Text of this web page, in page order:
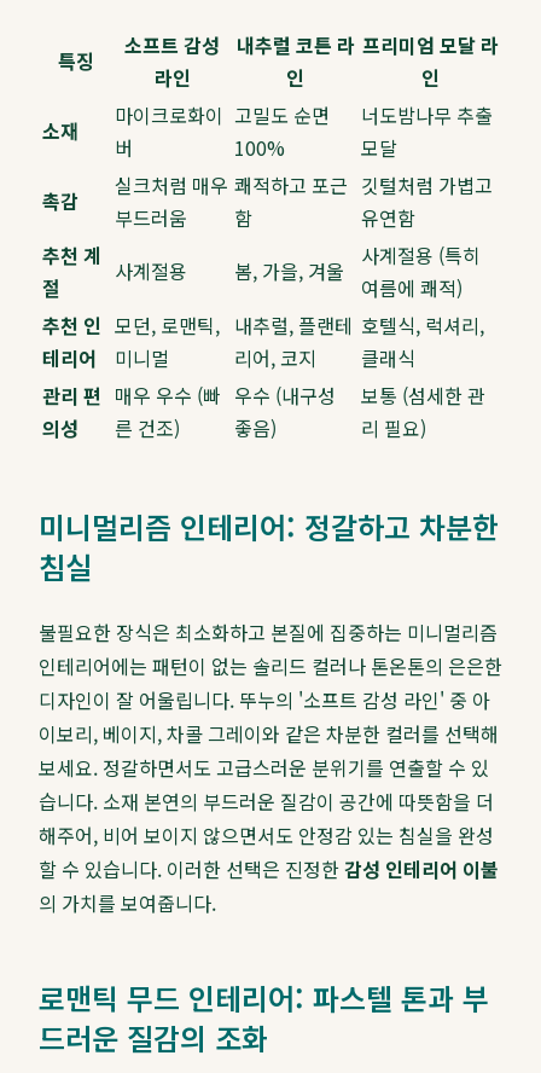
특징
소프트 감성
라인
내추럴 코튼 라
인
프리미엄 모달 라
인
소재
마이크로화이
버
고밀도 순면
100%
너도밤나무 추출
모달
촉감
실크처럼 매우
부드러움
쾌적하고 포근
함
깃털처럼 가볍고
유연함
추천 계
절
사계절용 봄, 가을, 겨울
사계절용 (특히
여름에 쾌적)
추천 인
테리어
모던, 로맨틱,
미니멀
내추럴, 플랜테
리어, 코지
호텔식, 럭셔리,
클래식
관리 편
의성
매우 우수 (빠
른 건조)
우수 (내구성
좋음)
보통 (섬세한 관
리 필요)
미니멀리즘 인테리어: 정갈하고 차분한
침실
불필요한 장식은 최소화하고 본질에 집중하는 미니멀리즘
인테리어에는 패턴이 없는 솔리드 컬러나 톤온톤의 은은한
디자인이 잘 어울립니다. 뚜누의 '소프트 감성 라인' 중 아
이보리, 베이지, 차콜 그레이와 같은 차분한 컬러를 선택해
보세요. 정갈하면서도 고급스러운 분위기를 연출할 수 있
습니다. 소재 본연의 부드러운 질감이 공간에 따뜻함을 더
해주어, 비어 보이지 않으면서도 안정감 있는 침실을 완성
할 수 있습니다. 이러한 선택은 진정한감성 인테리어 이불
의 가치를 보여줍니다.
로맨틱 무드 인테리어: 파스텔 톤과 부
드러운 질감의 조화